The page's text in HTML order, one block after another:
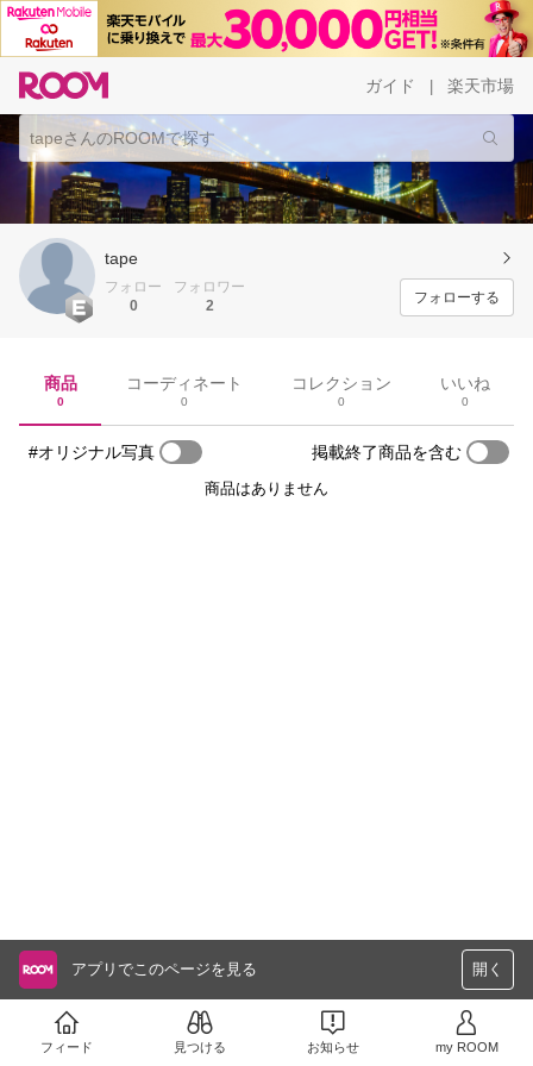
ガイド 楽天市場
tape
フォロー
0
フォロワー
2
フォローする
商品
0
コーディネート
0
コレクション
0
いいね
0
#オリジナル写真 掲載終了商品を含む
商品はありません
アプリでこのページを見る 開く
フィード 見つける お知らせ my ROOM